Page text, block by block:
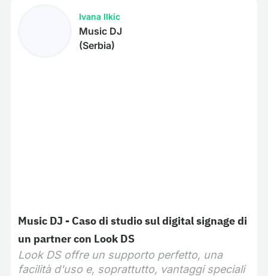
Ivana Ilkic
Music DJ
(Serbia)
Music DJ - Caso di studio sul digital signage di
un partner con Look DS
Look DS offre un supporto perfetto, una
facilità d'uso e, soprattutto, vantaggi speciali